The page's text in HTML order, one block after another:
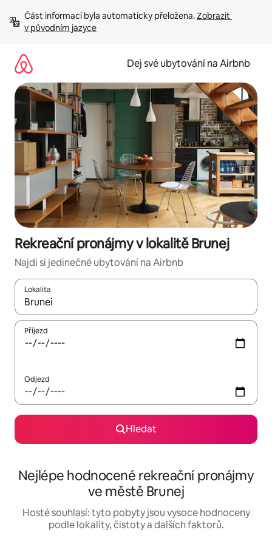
obsah
Část informací byla automaticky přeložena. Zobrazit
v původním jazyce
Dej své ubytování na Airbnb
Rekreační pronájmy v lokalitě Brunej
Najdi si jedinečné ubytování na Airbnb
Lokalita
Až budou výsledky k dispozici, můžeš si je procházet pomocí
Příjezd
Odjezd
Hledat
Nejlépe hodnocené rekreační pronájmy
ve městě Brunej
Hosté souhlasí: tyto pobyty jsou vysoce hodnoceny
podle lokality, čistoty a dalších faktorů.